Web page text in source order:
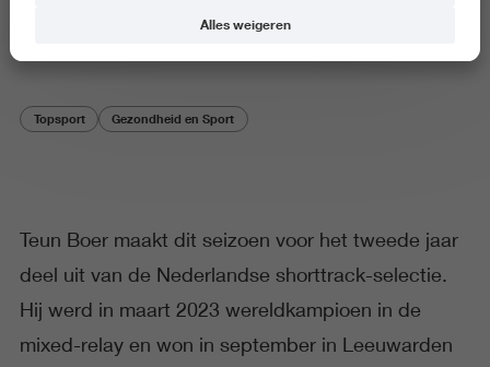
Topsport Gezondheid en Sport
Teun Boer maakt dit seizoen voor het tweede jaar
deel uit van de Nederlandse shorttrack-selectie.
Hij werd in maart 2023 wereldkampioen in de
mixed-relay en won in september in Leeuwarden
Alles weigeren